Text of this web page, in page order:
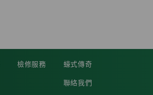
檢修服務 蠔式傳奇
聯絡我們